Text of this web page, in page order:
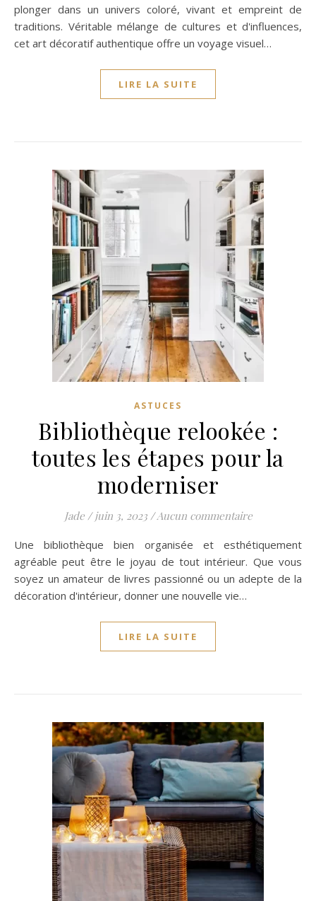
plonger dans un univers coloré, vivant et empreint de
traditions. Véritable mélange de cultures et d'influences,
cet art décoratif authentique offre un voyage visuel…
LIRE LA SUITE
ASTUCES
Bibliothèque relookée :
toutes les étapes pour la
moderniser
Jade / juin 3, 2023 /Aucun commentaire
Une bibliothèque bien organisée et esthétiquement
agréable peut être le joyau de tout intérieur. Que vous
soyez un amateur de livres passionné ou un adepte de la
décoration d'intérieur, donner une nouvelle vie…
LIRE LA SUITE